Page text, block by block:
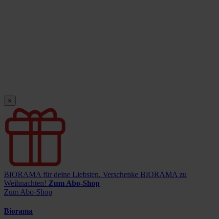
×
BIORAMA für deine Liebsten. Verschenke BIORAMA zu
Weihnachten! Zum Abo-Shop
Zum Abo-Shop
Biorama